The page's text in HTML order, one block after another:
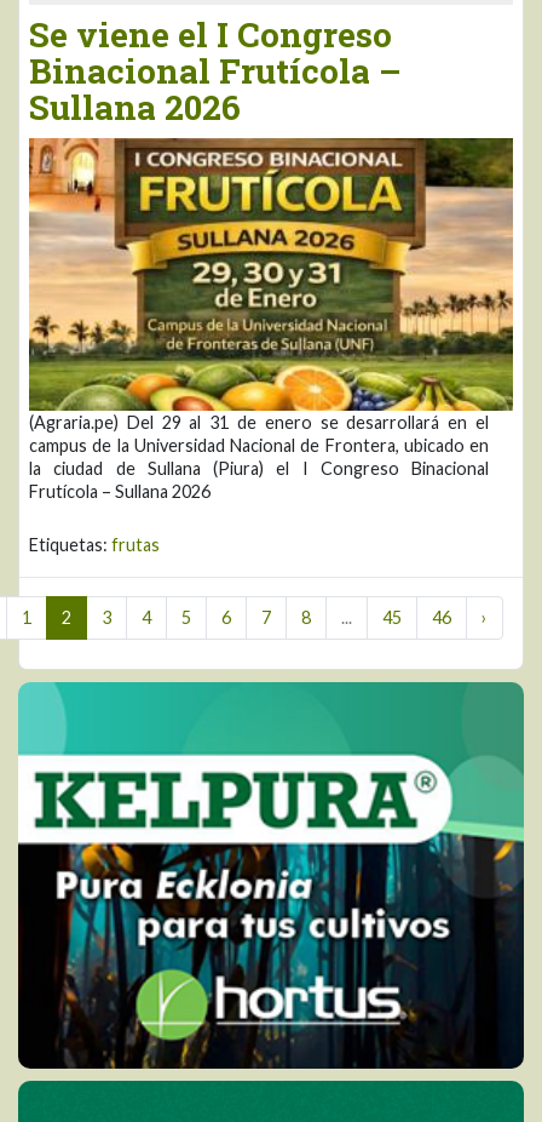
Se viene el I Congreso
Binacional Frutícola –
Sullana 2026
(Agraria.pe) Del 29 al 31 de enero se desarrollará en el
campus de la Universidad Nacional de Frontera, ubicado en
la ciudad de Sullana (Piura) el I Congreso Binacional
Frutícola – Sullana 2026
Etiquetas: frutas
1 2 3 4 5 6 7 8 ... 45 46 ›